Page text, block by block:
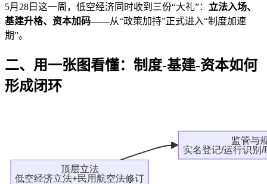
5月28日这一周，低空经济同时收到三份“大礼”： 立法入场、
基建升格、资本加码——从“政策加持”正式进入“制度加速
期”。
二、用一张图看懂：制度-基建-资本如何
形成闭环